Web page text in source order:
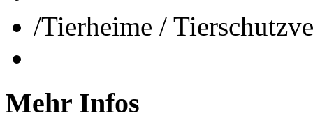
/Tierheime /
Mehr Infos